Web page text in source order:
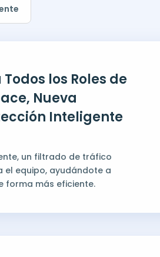
los Roles de
Nueva
Inteligente
un filtrado de tráfico
el equipo, ayudándote a
forma más eficiente.